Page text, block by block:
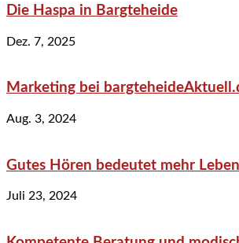
Die Haspa in Bargteheide
Dez. 7, 2025
Marketing bei
Aug. 3, 2024
Gutes Hören bedeutet mehr
Juli 23, 2024